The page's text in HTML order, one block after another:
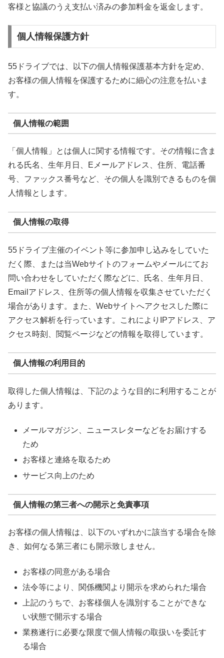
客様と協議のうえ支払い済みの参加料金を返金します。
個人情報保護方針
55ドライブでは、以下の個人情報保護基本方針を定め、
お客様の個人情報を保護するために細心の注意を払いま
す。
個人情報の範囲
「個人情報」とは個人に関する情報です。その情報に含ま
れる氏名、生年月日、Eメールアドレス、住所、電話番
号、ファックス番号など、その個人を識別できるものを個
人情報とします。
個人情報の取得
55ドライブ主催のイベント等に参加申し込みをしていた
だく際、または当Webサイトのフォームやメールにてお
問い合わせをしていただく際などに、氏名、生年月日、
Emailアドレス、住所等の個人情報を収集させていただく
場合があります。また、Webサイトへアクセスした際に
アクセス解析を行っています。これによりIPアドレス、ア
クセス時刻、閲覧ページなどの情報を取得しています。
個人情報の利用目的
取得した個人情報は、下記のような目的に利用することが
あります。
メールマガジン、ニュースレターなどをお届けする
ため
お客様と連絡を取るため
サービス向上のため
個人情報の第三者への開示と免責事項
お客様の個人情報は、以下のいずれかに該当する場合を除
き、如何なる第三者にも開示致しません。
お客様の同意がある場合
法令等により、関係機関より開示を求められた場合
上記のうちで、お客様個人を識別することができな
い状態で開示する場合
業務遂行に必要な限度で個人情報の取扱いを委託す
る場合